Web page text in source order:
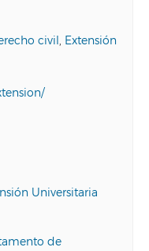
civil, Extensión
Universitaria
de